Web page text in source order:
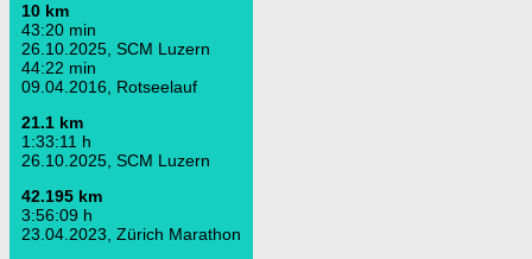
10 km
43:20 min
26.10.2025, SCM Luzern
44:22 min
09.04.2016, Rotseelauf
21.1 km
1:33:11 h
26.10.2025, SCM Luzern
42.195 km
3:56:09 h
23.04.2023, Zürich Marathon